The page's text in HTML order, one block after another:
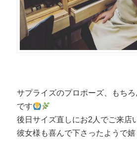
サプライズのプロポーズ、もちろ
です
後日サイズ直しにお2人でご来店
彼女様も喜んで下さったようで